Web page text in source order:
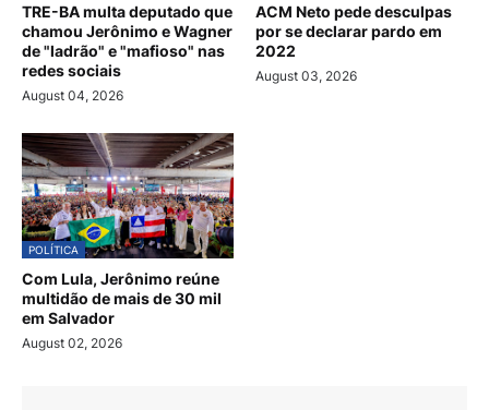
TRE-BA multa deputado que
chamou Jerônimo e Wagner
de "ladrão" e "mafioso" nas
redes sociais
August 04, 2026
ACM Neto pede desculpas
por se declarar pardo em
2022
August 03, 2026
POLÍTICA
Com Lula, Jerônimo reúne
multidão de mais de 30 mil
em Salvador
August 02, 2026